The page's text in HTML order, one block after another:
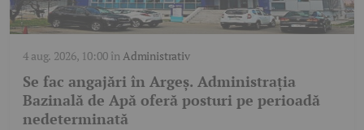
4 aug. 2026, 10:00înAdministrativ
Se fac angajări în Argeș. Administrația
Bazinală de Apă oferă posturi pe perioadă
nedeterminată